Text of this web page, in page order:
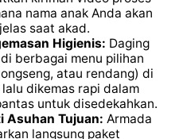
nama anak Anda akan
saat akad.
Higienis: Daging
berbagai menu pilihan
atau rendang) di
dikemas rapi dalam
untuk disedekahkan.
Asuhan Tujuan: Armada
langsung paket